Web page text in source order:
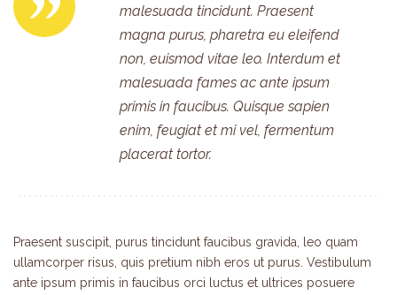
malesuada tincidunt. Praesent
magna purus, pharetra eu eleifend
non, euismod vitae leo. Interdum et
malesuada fames ac ante ipsum
primis in faucibus. Quisque sapien
enim, feugiat et mi vel, fermentum
placerat tortor.
Praesent suscipit, purus tincidunt faucibus gravida, leo quam
ullamcorper risus, quis pretium nibh eros ut purus. Vestibulum
ante ipsum primis in faucibus orci luctus et ultrices posuere